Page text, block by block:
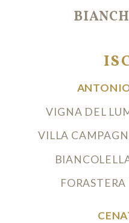
VIGNA DEL
VILLA